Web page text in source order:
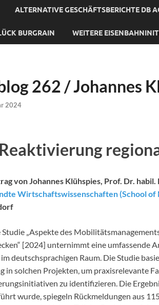
ALTERNATIVE GESCHÄFTSBERICHTE DB
BURGRAIN WEITERE
262 / Johannes
2024
von Johannes Klühspies, Prof. Dr.
Wirtschaftswissenschaften (School of
Studie „Aspekte des
[2024] unternimmt eine umfassende
deutschsprachigen Raum. Die Studie
in solchen Projekten, um praxisrelevante
zu identifizieren. Die
wurde, spiegeln Rückmeldungen aus